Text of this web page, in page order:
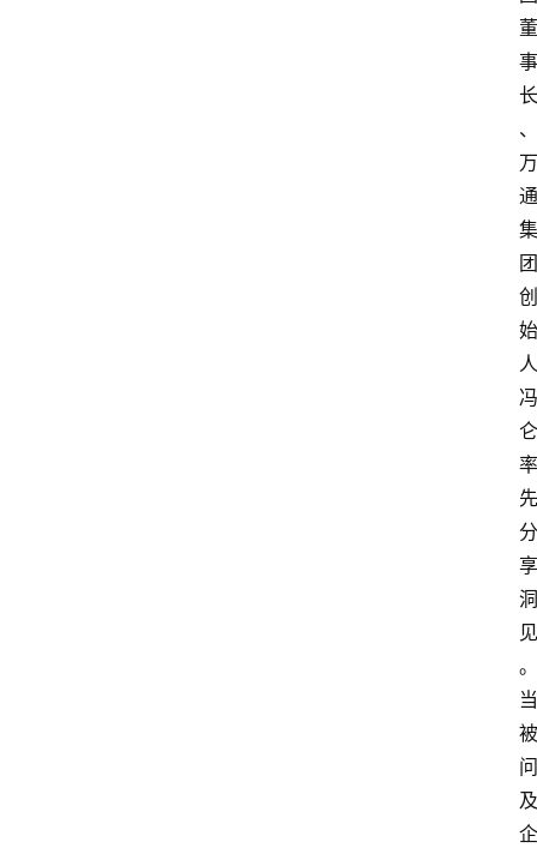
董
事
长
、
万
通
集
团
创
始
人
冯
仑
率
先
分
享
洞
见
。
当
被
问
及
企